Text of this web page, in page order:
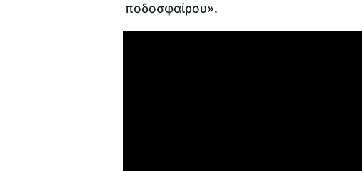
ποδοσφαίρου».